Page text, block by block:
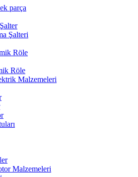
parça
Şalteri
Röle
Röle
Malzemeleri
Malzemeleri